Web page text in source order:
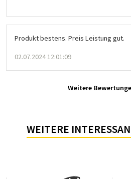
Produkt bestens. Preis Leistung gut.
02.07.2024 12:01:09
Weitere
WEITERE